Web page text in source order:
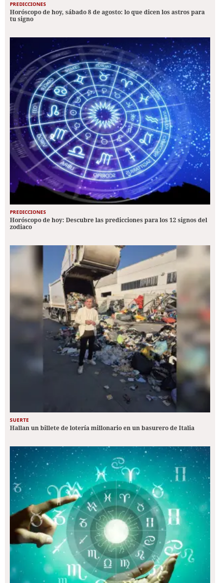
PREDICCIONES
Horóscopo de hoy, sábado 8 de agosto: lo que dicen los astros para
tu signo
PREDICCIONES
Horóscopo de hoy: Descubre las predicciones para los 12 signos del
zodiaco
SUERTE
Hallan un billete de lotería millonario en un basurero de Italia